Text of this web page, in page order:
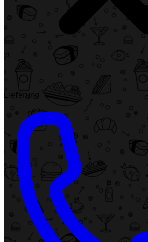
Lieferung